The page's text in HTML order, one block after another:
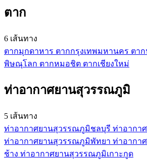
ตาก
6 เส้นทาง
ตากมุกดาหาร ตากกรุงเทพมหานคร ตาก
พิษณุโลก ตากหมอชิต ตากเชียงใหม่
ท่าอากาศยานสุวรรณภูมิ
5 เส้นทาง
ท่าอากาศยานสุวรรณภูมิชลบุรี ท่าอากา
ท่าอากาศยานสุวรรณภูมิพัทยา ท่าอากา
ช้าง ท่าอากาศยานสุวรรณภูมิเกาะกูด